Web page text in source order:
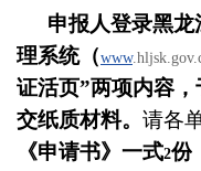
申报人登录黑
理系统（www
证活页”两项内容，
交纸质材料。 请各
《申请书》一式2份